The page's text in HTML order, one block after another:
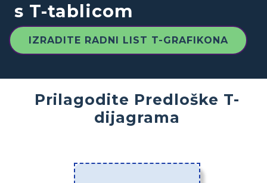
s T-tablicom
IZRADITE RADNI LIST T-GRAFIKONA
Prilagodite Predloške T-
dijagrama